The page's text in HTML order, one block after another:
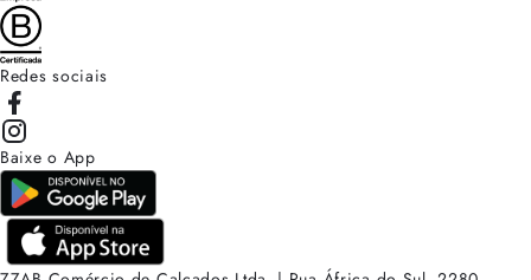
Redes sociais
Baixe o App